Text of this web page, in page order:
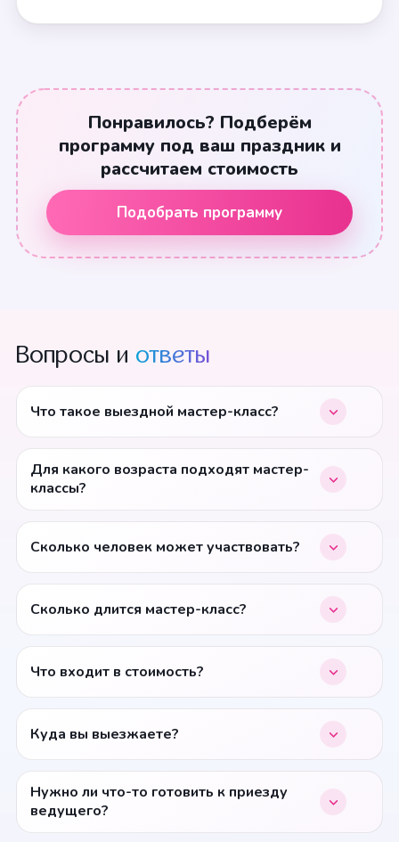
Понравилось? Подберём
программу под ваш праздник и
рассчитаем стоимость
Подобрать программу
Вопросы и ответы
Что такое выездной мастер-класс?
Для какого возраста подходят мастер-
классы?
Сколько человек может участвовать?
Сколько длится мастер-класс?
Что входит в стоимость?
Куда вы выезжаете?
Нужно ли что-то готовить к приезду
ведущего?